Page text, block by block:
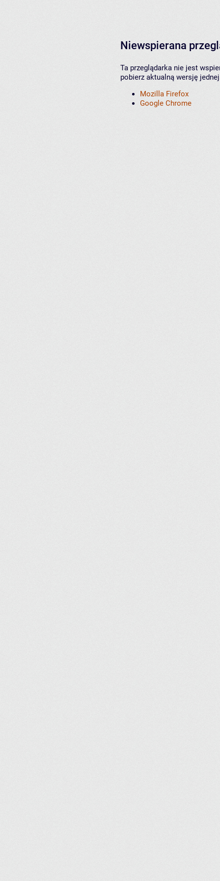
Niewspierana
Ta przeglądarka nie jest
pobierz aktualną wersję
Mozilla Firefox
Google Chrome